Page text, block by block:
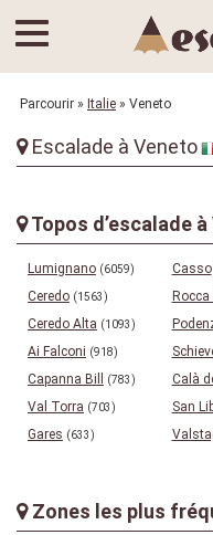
Parcourir » Italie » Veneto
Escalade à Veneto
Topos d’escalade
Lumignano (6059) Casso
Ceredo (1563) Rocca
Ceredo Alta (1093)
Ai Falconi (918)
Capanna Bill (783) Calà
Val Torra (703) San
Gares (633)
Zones les plus